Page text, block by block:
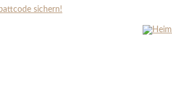
sichern!